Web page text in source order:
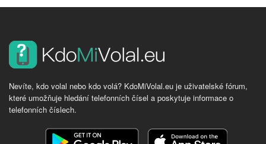
Nevíte, kdo volal nebo kdo volá? KdoMiVolal.eu je uživatelské fórum,
které umožňuje hledání telefonních čísel a poskytuje informace o
telefonních číslech.